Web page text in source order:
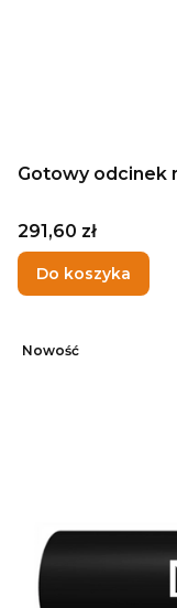
Gotowy odcinek
Cena
291,60 zł
Do koszyka
Nowość